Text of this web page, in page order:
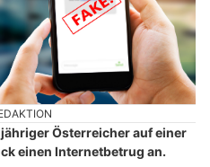
Österreicher auf einer
einen Internetbetrug an.